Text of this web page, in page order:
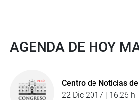
AGENDA DE HOY
Centro de Noticias
22 Dic 2017 | 16:26 h